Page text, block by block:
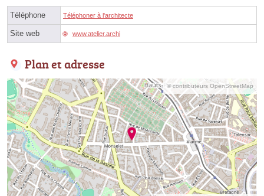
Téléphone Téléphoner à l'architecte
Site web www.atelier.archi
Plan et adresse
© contributeurs OpenStreetMap